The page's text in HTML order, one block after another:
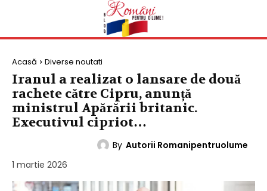
Acasă Diverse noutati
Iranul a realizat o lansare de două
rachete către Cipru, anunță
ministrul Apărării britanic.
Executivul cipriot…
By Autorii Romanipentruolume
1 martie 2026